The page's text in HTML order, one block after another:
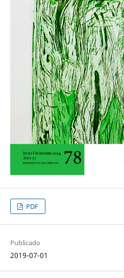
PDF
Publicado
2019-07-01